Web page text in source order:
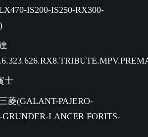
IS200-IS250-RX300-
士
菱(GALANT-PAJERO-
LANCER FORITS-